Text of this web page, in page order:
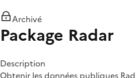
Archivé
Package Radar
Description
Obtenir les données publiques